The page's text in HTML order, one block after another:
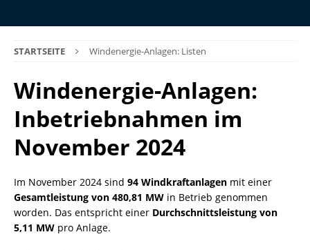
STARTSEITE Windenergie-Anlagen: Listen
Windenergie-Anlagen:
Inbetriebnahmen im
November 2024
Im November 2024 sind 94 Windkraftanlagen mit einer
Gesamtleistung von 480,81 MW in Betrieb genommen
worden. Das entspricht einer Durchschnittsleistung von
5,11 MW pro Anlage.